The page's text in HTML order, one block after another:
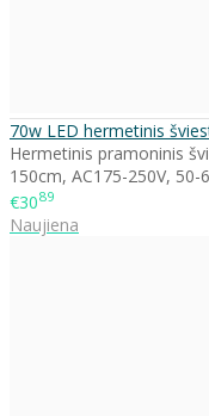
70w LED hermetinis
Hermetinis pramoninis
150cm, AC175-250V, 50-
€3089
Naujiena